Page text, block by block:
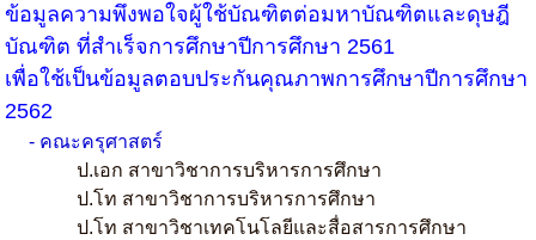
ข้อมูลความพึงพอใจผู้ใช้บัณฑิตต่อมหาบัณฑิตและดุษฎี
บัณฑิต ที่สำเร็จการศึกษาปีการศึกษา 2561
เพื่อใช้เป็นข้อมูลตอบประกันคุณภาพการศึกษาปีการศึกษา
2562
- คณะครุศาสตร์
ป.เอก สาขาวิชาการบริหารการศึกษา
ป.โท สาขาวิชาการบริหารการศึกษา
ป.โท สาขาวิชาเทคโนโลยีและสื่อสารการศึกษา